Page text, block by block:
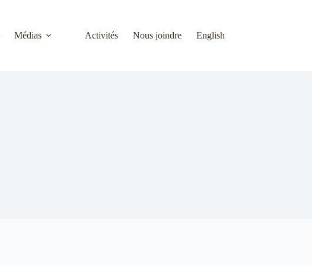
Médias Activités Nous joindre English